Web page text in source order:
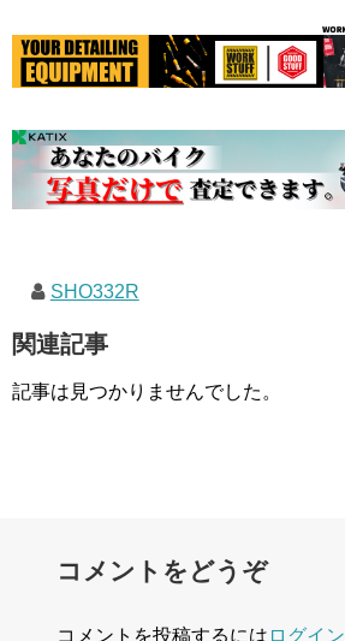
SHO332R
関連記事
記事は見つかりませんでした。
コメントをどうぞ
コメントを投稿するには ログイン